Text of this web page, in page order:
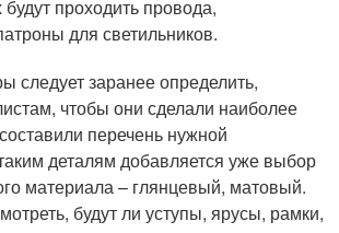
проходить провода,
для светильников.
следует заранее определить,
чтобы они сделали наиболее
перечень нужной
деталям добавляется уже выбор
материала – глянцевый, матовый.
будут ли уступы, ярусы, рамки,